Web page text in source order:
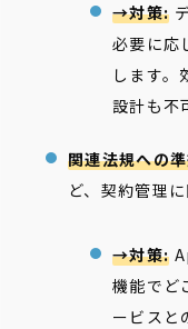
→対策:
必要に応
します。
設計も不
関連法規への
ど、契約管理
→対策:
機能でど
ービスと